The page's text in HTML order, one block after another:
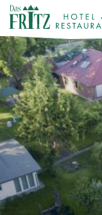
Direkt
zum
Inhalt